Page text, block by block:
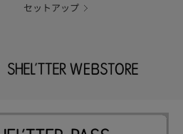
セットアップ